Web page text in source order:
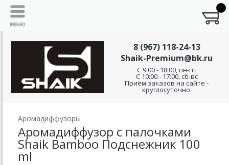
8 (967) 118-24-13
Shaik-Premium@bk.ru
C 9:00 - 18:00, пн-пт
С 10:00 - 17:00, сб-вс
Приём заказов на сайте -
круглосуточно.
Аромадиффузоры
Аромадиффузор с палочками
Shaik Bamboo Подснежник 100
ml